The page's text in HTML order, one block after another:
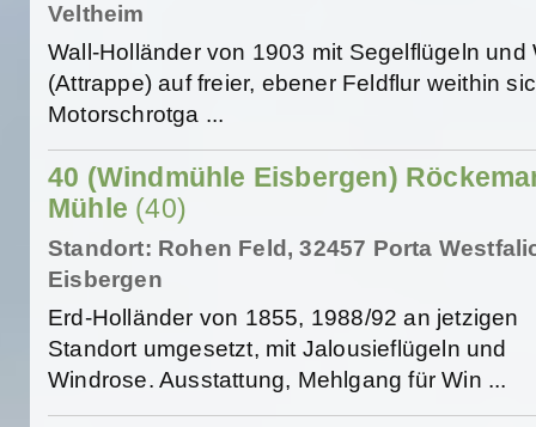
Veltheim
Wall-Holländer von 1903 mit Segelflügeln und
(Attrappe) auf freier, ebener Feldflur weithin
Motorschrotga ...
40 (Windmühle Eisbergen)
Mühle (40)
Standort: Rohen Feld, 32457 Porta
Eisbergen
Erd-Holländer von 1855, 1988/92 an jetzigen
Standort umgesetzt, mit Jalousieflügeln und
Windrose. Ausstattung, Mehlgang für Win ...